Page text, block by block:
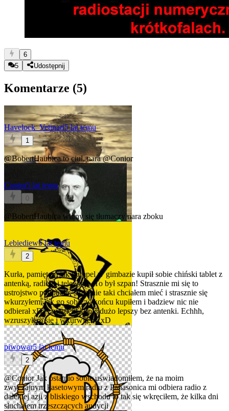
6
5
Udostępnij
Komentarze (5)
Havelock_Vetinari5 lat temu
1
@BobertHaubicato ciul, nara@Conior
Conior5 lat temu
0
@BobertHaubica winny się tłumaczy nara zboku
Lebiediew5 lat temu
2
Kurła, pamiętam jak kumpel w gimbazie kupił sobie chiński tablet z
antenką, radiem i telewizją. To był szpan! Strasznie mi się to
ustrojstwo podobało, strasznie taki chciałem mieć i strasznie się
wkurzyłem, jak go sobie w końcu kupiłem i badziew nic nie
odbierał xD A mogłem kupić dużo lepszy bez antenki. Echhh,
wzruszyłem się i wkurwiłem. xD
piwowar5 lat temu
2
@ConiorJak ostatnio sobie uświadomiłem, że na moim
zwyczajnym kasetowym radiu z Panasonica mi odbiera radio z
dalekiej azji z bliskiego wschodu to tak się wkręciłem, że kilka dni
słuchałem trzeszczących audycji